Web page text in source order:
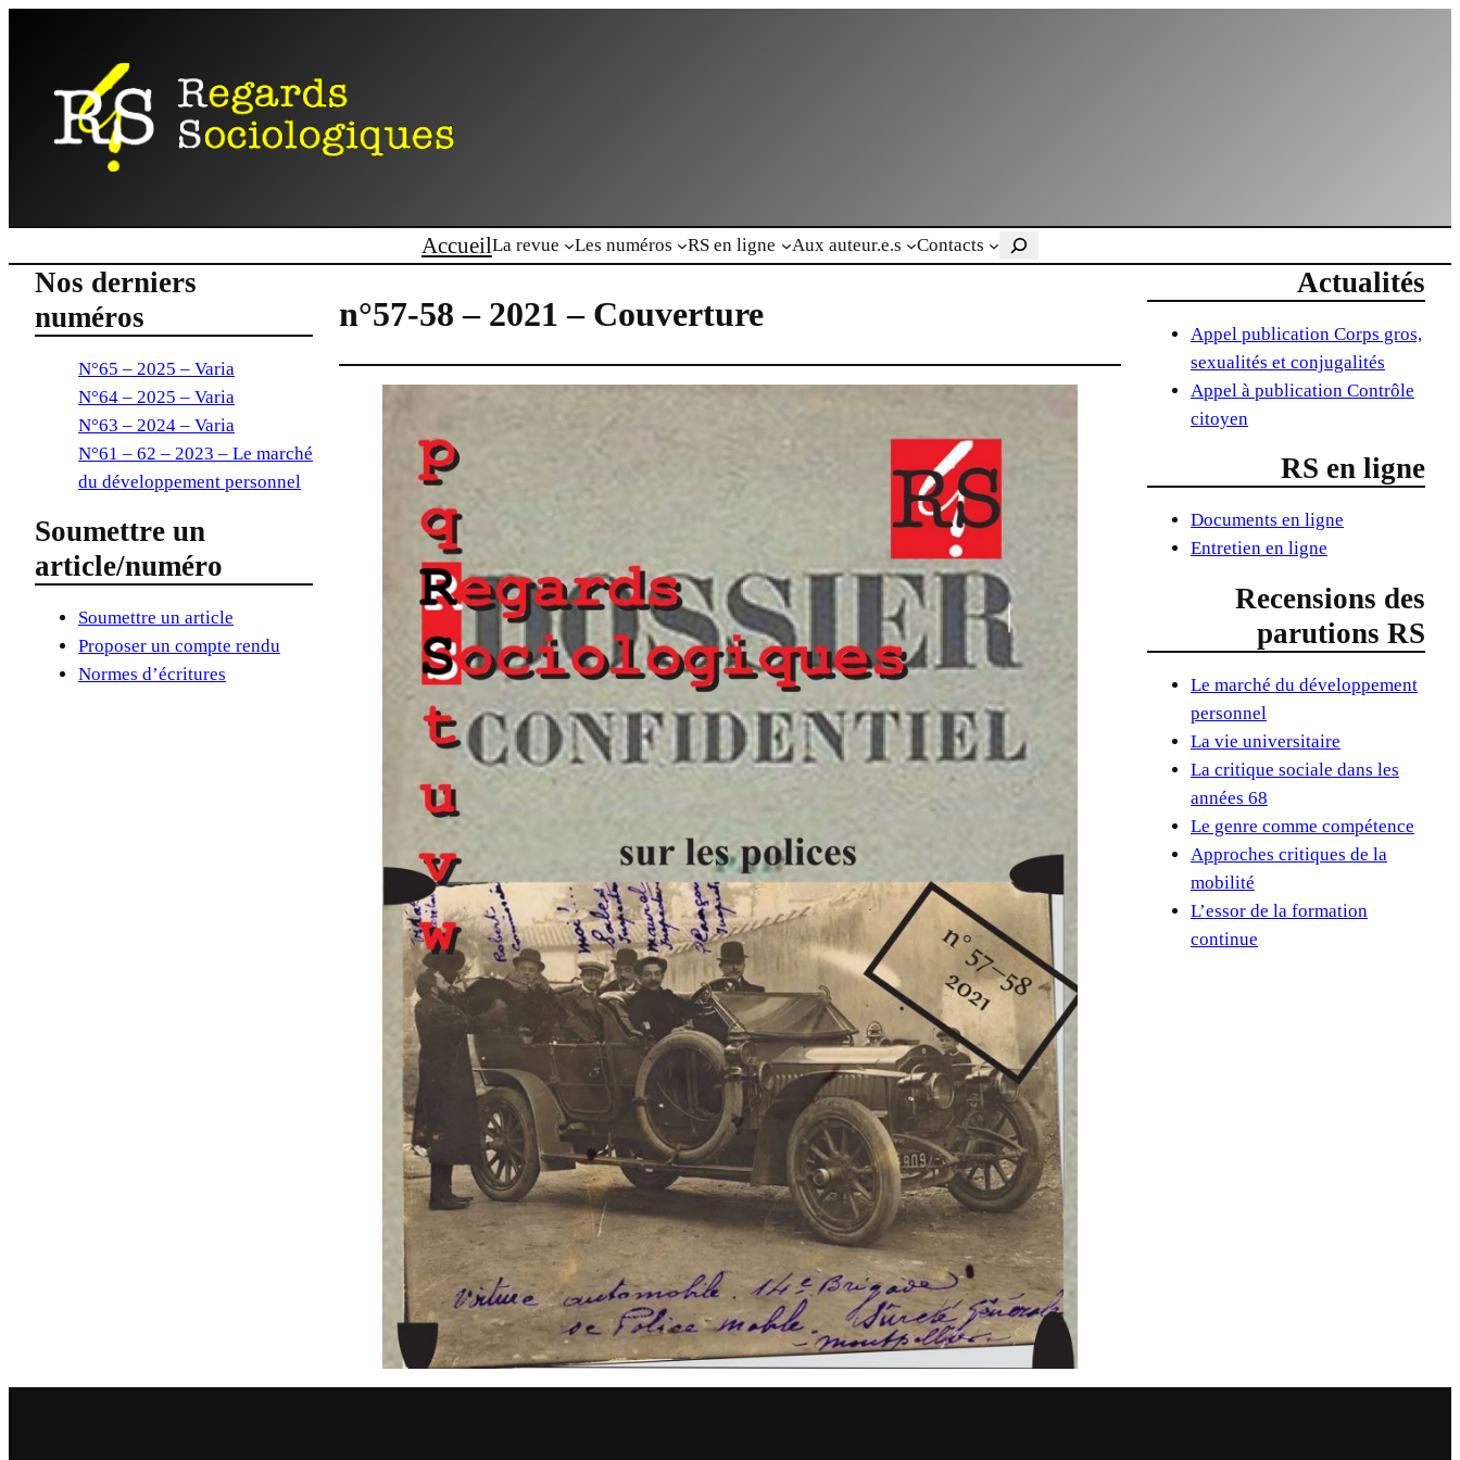
AccueilLa revue Les numéros RS en ligne Aux auteur.e.s Contacts Rechercher
Nos derniers
numéros
N°65 – 2025 – Varia
N°64 – 2025 – Varia
N°63 – 2024 – Varia
N°61 – 62 – 2023 – Le marché
du développement personnel
Soumettre un
article/numéro
Soumettre un article
Proposer un compte rendu
Normes d’écritures
n°57-58 – 2021 – Couverture
Actualités
Appel publication Corps gros,
sexualités et conjugalités
Appel à publication Contrôle
citoyen
RS en ligne
Documents en ligne
Entretien en ligne
Recensions des
parutions RS
Le marché du développement
personnel
La vie universitaire
La critique sociale dans les
années 68
Le genre comme compétence
Approches critiques de la
mobilité
L’essor de la formation
continue